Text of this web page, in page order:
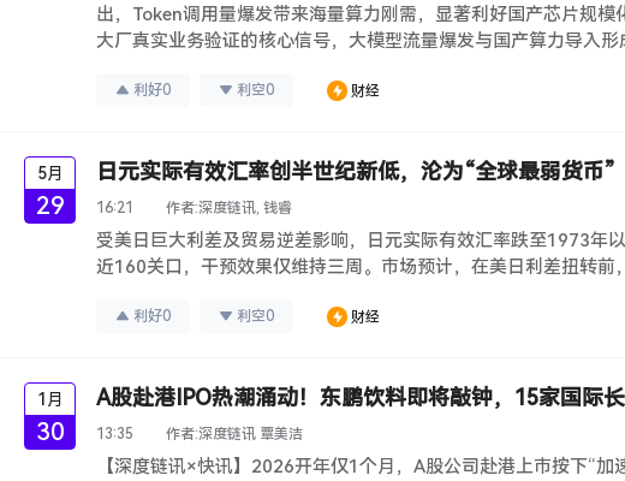
出，Token调用量爆发带来海量算力刚需，显著利好国产芯片规
大厂真实业务验证的核心信号，大模型流量爆发与国产算力导入
利好0 利空0 财经
5月
29
日元实际有效汇率创半世纪新低，沦为“全球最弱货币”
16:21 作者:深度链讯, 钱睿
受美日巨大利差及贸易逆差影响，日元实际有效汇率跌至1973年
近160关口，干预效果仅维持三周。市场预计，在美日利差扭转前
利好0 利空0 财经
1月
30
A股赴港IPO热潮涌动！东鹏饮料即将敲钟，15家国际
13:35 作者:深度链讯 覃美洁
【深度链讯×快讯】2026开年仅1个月，A股公司赴港上市按下“